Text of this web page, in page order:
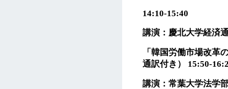
14:10-15:40
講演：慶北大学経済
「韓国労働市場改
通訳付き） 15:50-
講演 ：常葉大学法学